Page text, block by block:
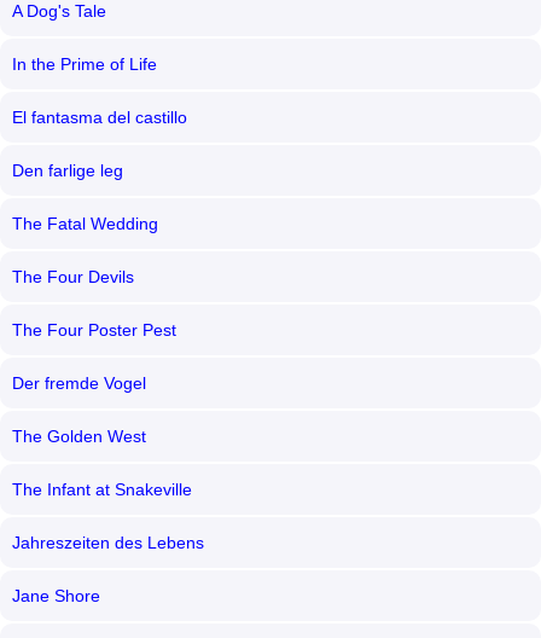
A Dog's Tale
In the Prime of Life
El fantasma del castillo
Den farlige leg
The Fatal Wedding
The Four Devils
The Four Poster Pest
Der fremde Vogel
The Golden West
The Infant at Snakeville
Jahreszeiten des Lebens
Jane Shore